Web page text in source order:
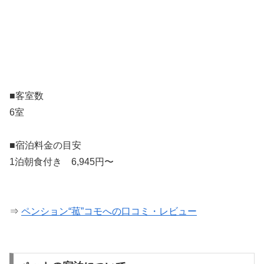
■客室数
6室
■宿泊料金の目安
1泊朝食付き 6,945円〜
⇒ ペンション“菰”コモへの口コミ・レビュー